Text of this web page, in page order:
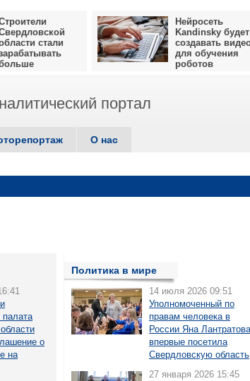
стали
Нейросеть
Kandinsky будет
создавать
для обучения
роботов
портал
О нас
о
на
Политика в мире
14 июля 2026 09:51
Уполномоченный по
правам человека в
России Яна Лантратова
впервые посетила
Свердловскую область
27 января 2026 15:45